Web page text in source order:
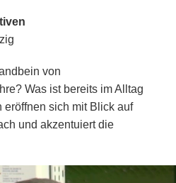
von
Was ist bereits im Alltag
sich mit Blick auf
und akzentuiert die